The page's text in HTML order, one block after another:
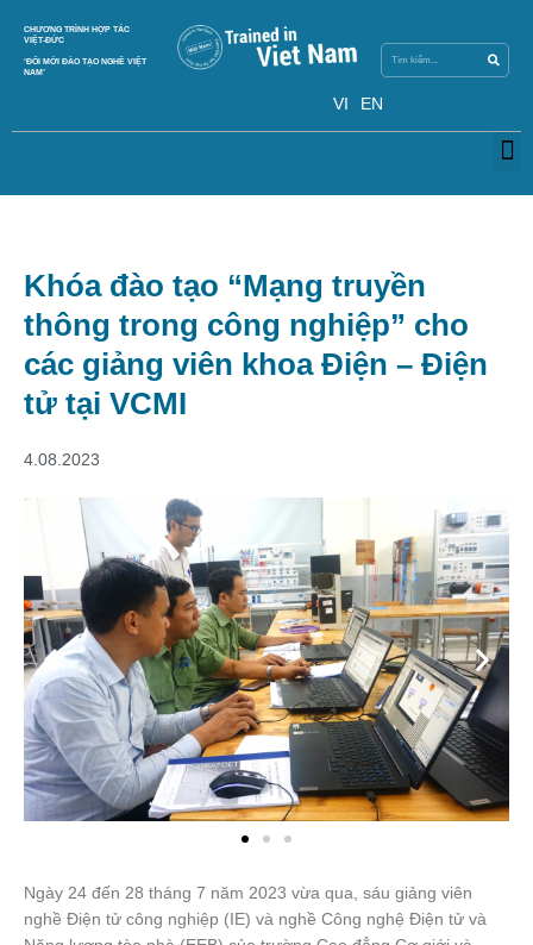
content
CHƯƠNG TRÌNH HỢP TÁC
VIỆT-ĐỨC
‘ĐỔI MỚI ĐÀO TẠO NGHỀ VIỆT
NAM’
VI EN
Khóa đào tạo “Mạng truyền
thông trong công nghiệp” cho
các giảng viên khoa Điện – Điện
tử tại VCMI
4.08.2023
Ngày 24 đến 28 tháng 7 năm 2023 vừa qua, sáu giảng viên
nghề Điện tử công nghiệp (IE) và nghề Công nghệ Điện tử và